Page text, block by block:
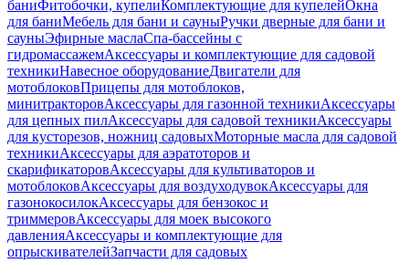
баниФитобочки, купелиКомплектующие для купелейОкна
для баниМебель для бани и сауныРучки дверные для бани и
сауныЭфирные маслаСпа-бассейны с
гидромассажемАксессуары и комплектующие для садовой
техникиНавесное оборудованиеДвигатели для
мотоблоковПрицепы для мотоблоков,
минитракторовАксессуары для газонной техникиАксессуары
для цепных пилАксессуары для садовой техникиАксессуары
для кусторезов, ножниц садовыхМоторные масла для садовой
техникиАксессуары для аэратоторов и
скарификаторовАксессуары для культиваторов и
мотоблоковАксессуары для воздуходувокАксессуары для
газонокосилокАксессуары для бензокос и
триммеровАксессуары для моек высокого
давленияАксессуары и комплектующие для
опрыскивателейЗапчасти для садовых